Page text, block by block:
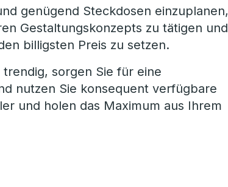
genügend Steckdosen einzuplanen,
Gestaltungskonzepts zu tätigen und
billigsten Preis zu setzen.
sorgen Sie für eine
nutzen Sie konsequent verfügbare
und holen das Maximum aus Ihrem